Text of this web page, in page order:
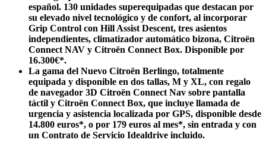
español. 130 unidades superequipadas que destacan por
su elevado nivel tecnológico y de confort, al incorporar
Grip Control con Hill Assist Descent, tres asientos
independientes, climatizador automático bizona, Citroën
Connect NAV y Citroën Connect Box. Disponible por
16.300€*.
La gama del Nuevo Citroën Berlingo, totalmente
equipada y disponible en dos tallas, M y XL, con regalo
de navegador 3D Citroën Connect Nav sobre pantalla
táctil y Citroën Connect Box, que incluye llamada de
urgencia y asistencia localizada por GPS, disponible desde
14.800 euros*, o por 179 euros al mes*, sin entrada y con
un Contrato de Servicio Idealdrive incluido.